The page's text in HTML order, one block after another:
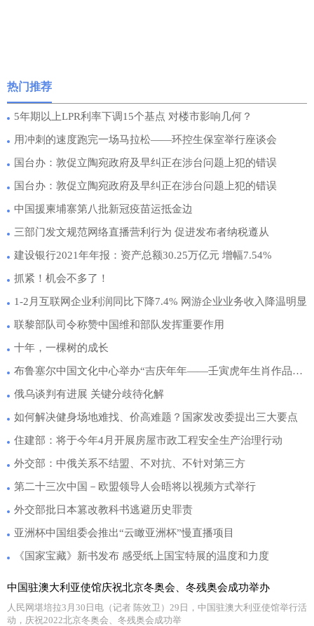
热门推荐
5年期以上LPR利率下调15个基点 对楼市影响几何？
用冲刺的速度跑完一场马拉松——环控生保室举行座谈会
国台办：敦促立陶宛政府及早纠正在涉台问题上犯的错误
国台办：敦促立陶宛政府及早纠正在涉台问题上犯的错误
中国援柬埔寨第八批新冠疫苗运抵金边
三部门发文规范网络直播营利行为 促进发布者纳税遵从
建设银行2021年年报：资产总额30.25万亿元 增幅7.54%
抓紧！机会不多了！
1-2月互联网企业利润同比下降7.4% 网游企业业务收入降温明显
联黎部队司令称赞中国维和部队发挥重要作用
十年，一棵树的成长
布鲁塞尔中国文化中心举办“吉庆年年——壬寅虎年生肖作品展”
俄乌谈判有进展 关键分歧待化解
如何解决健身场地难找、价高难题？国家发改委提出三大要点
住建部：将于今年4月开展房屋市政工程安全生产治理行动
外交部：中俄关系不结盟、不对抗、不针对第三方
第二十三次中国－欧盟领导人会晤将以视频方式举行
外交部批日本篡改教科书逃避历史罪责
亚洲杯中国组委会推出“云瞰亚洲杯”慢直播项目
《国家宝藏》新书发布 感受纸上国宝特展的温度和力度
中国驻澳大利亚使馆庆祝北京冬奥会、冬残奥会成功举办
人民网堪培拉3月30日电（记者 陈效卫）29日，中国驻澳大利亚使馆举行活
动，庆祝2022北京冬奥会、冬残奥会成功举